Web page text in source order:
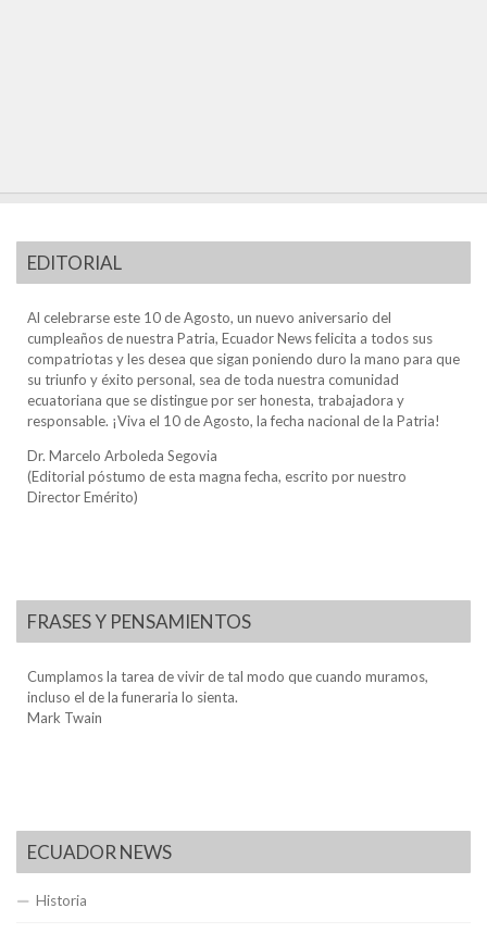
EDITORIAL
Al celebrarse este 10 de Agosto, un nuevo aniversario del
cumpleaños de nuestra Patria, Ecuador News felicita a todos sus
compatriotas y les desea que sigan poniendo duro la mano para que
su triunfo y éxito personal, sea de toda nuestra comunidad
ecuatoriana que se distingue por ser honesta, trabajadora y
responsable. ¡Viva el 10 de Agosto, la fecha nacional de la Patria!
Dr. Marcelo Arboleda Segovia
(Editorial póstumo de esta magna fecha, escrito por nuestro
Director Emérito)
FRASES Y PENSAMIENTOS
Cumplamos la tarea de vivir de tal modo que cuando muramos,
incluso el de la funeraria lo sienta.
Mark Twain
ECUADOR NEWS
Historia